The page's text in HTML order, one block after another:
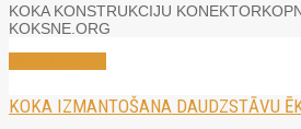
KOKA KONSTRUKCIJU
KOKSNE.ORG
KOKA IZMANTOŠANA DAUDZSTĀVU